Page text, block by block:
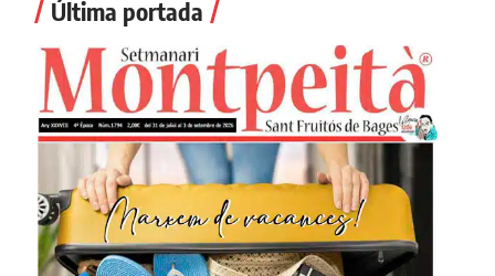
Última portada